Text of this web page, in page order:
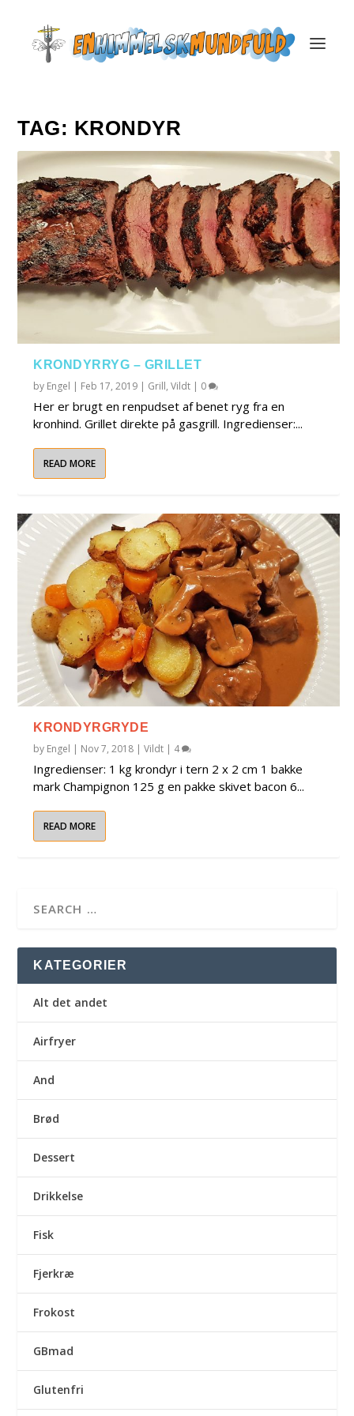
TAG: KRONDYR
KRONDYRRYG – GRILLET
by Engel | Feb 17, 2019 | Grill,Vildt | 0
Her er brugt en renpudset af benet ryg fra en
kronhind. Grillet direkte på gasgrill. Ingredienser:...
READ MORE
KRONDYRGRYDE
by Engel | Nov 7, 2018 |Vildt | 4
Ingredienser: 1 kg krondyr i tern 2 x 2 cm 1 bakke
mark Champignon 125 g en pakke skivet bacon 6...
READ MORE
KATEGORIER
Alt det andet
Airfryer
And
Brød
Dessert
Drikkelse
Fisk
Fjerkræ
Frokost
GBmad
Glutenfri